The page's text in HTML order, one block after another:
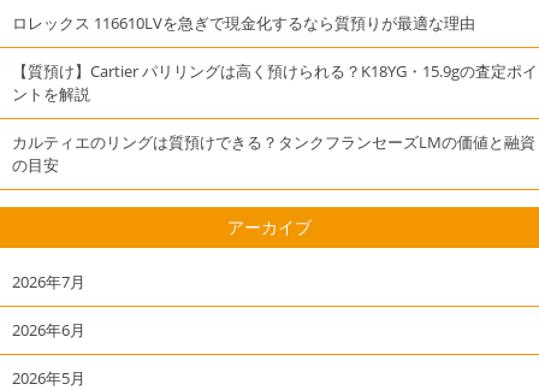
ロレックス 116610LVを急ぎで現金化するなら質預りが最適な理由
【質預け】Cartier パリリングは高く預けられる？K18YG・15.9gの査定ポイ
ントを解説
カルティエのリングは質預けできる？タンクフランセーズLMの価値と融資
の目安
アーカイブ
2026年7月
2026年6月
2026年5月